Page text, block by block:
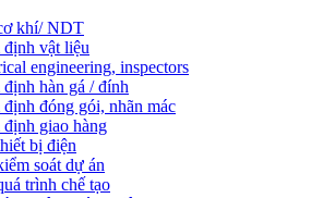
khí/ NDT
định vật liệu
engineering, inspectors
hàn gá / đính
định đóng gói, nhãn mác
định giao hàng
bị điện
soát dự án
trình chế tạo